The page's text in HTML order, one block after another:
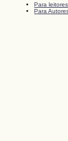
Para leitores
Para